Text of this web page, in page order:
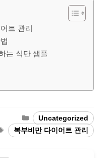
트 관리
는 식단 샘플
Categories
Uncategorized
Tags복부비만 다이어트 관리